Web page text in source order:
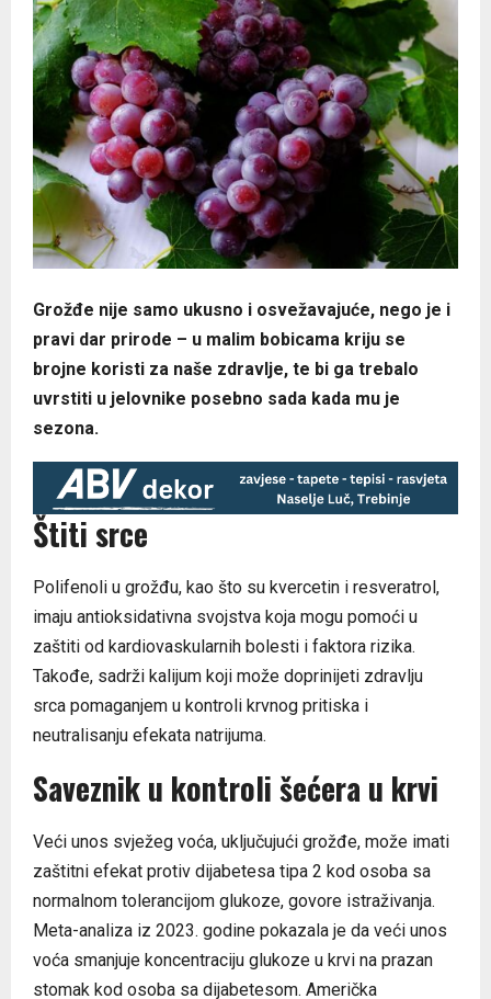
Grožđe nije samo ukusno i osvežavajuće, nego je i
pravi dar prirode – u malim bobicama kriju se
brojne koristi za naše zdravlje, te bi ga trebalo
uvrstiti u jelovnike posebno sada kada mu je
sezona.
Štiti srce
Polifenoli u grožđu, kao što su kvercetin i resveratrol,
imaju antioksidativna svojstva koja mogu pomoći u
zaštiti od kardiovaskularnih bolesti i faktora rizika.
Takođe, sadrži kalijum koji može doprinijeti zdravlju
srca pomaganjem u kontroli krvnog pritiska i
neutralisanju efekata natrijuma.
Saveznik u kontroli šećera u krvi
Veći unos svježeg voća, uključujući grožđe, može imati
zaštitni efekat protiv dijabetesa tipa 2 kod osoba sa
normalnom tolerancijom glukoze, govore istraživanja.
Meta-analiza iz 2023. godine pokazala je da veći unos
voća smanjuje koncentraciju glukoze u krvi na prazan
stomak kod osoba sa dijabetesom. Američka